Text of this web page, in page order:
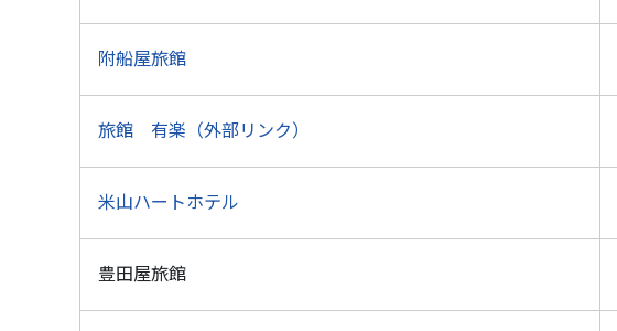
附船屋旅館
旅館 有楽（外部リンク）
米山ハートホテル
豊田屋旅館